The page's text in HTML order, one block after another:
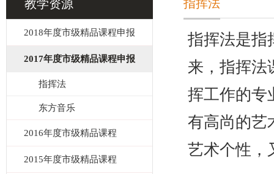
教学资源
2018年度市级精品课程申报
2017年度市级精品课程申报
指挥法
东方音乐
2016年度市级精品课程
2015年度市级精品课程
指挥法
指挥法是指
来，指挥法
挥工作的专
有高尚的艺
艺术个性，